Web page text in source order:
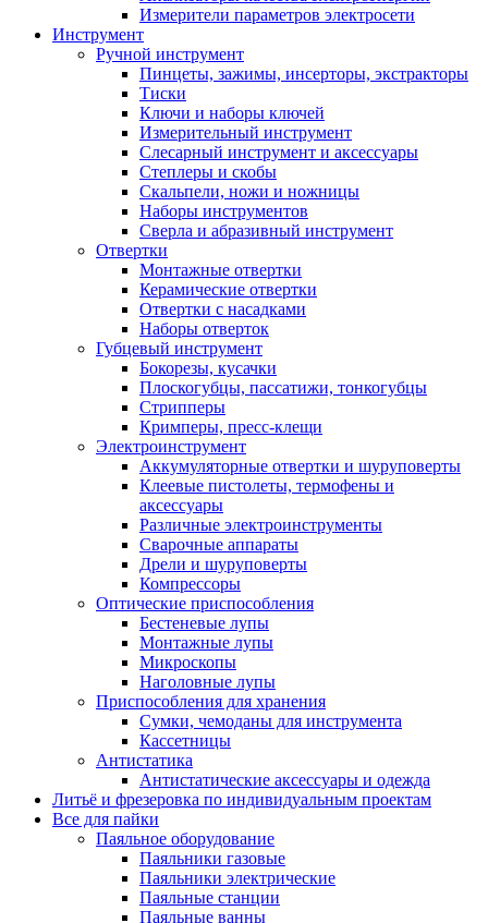
Измерители параметров электросети
Инструмент
Ручной инструмент
Пинцеты, зажимы, инсерторы, экстракторы
Тиски
Ключи и наборы ключей
Измерительный инструмент
Слесарный инструмент и аксессуары
Степлеры и скобы
Скальпели, ножи и ножницы
Наборы инструментов
Сверла и абразивный инструмент
Отвертки
Монтажные отвертки
Керамические отвертки
Отвертки с насадками
Наборы отверток
Губцевый инструмент
Бокорезы, кусачки
Плоскогубцы, пассатижи, тонкогубцы
Стрипперы
Кримперы, пресс-клещи
Электроинструмент
Аккумуляторные отвертки и шуруповерты
Клеевые пистолеты, термофены и
аксессуары
Различные электроинструменты
Сварочные аппараты
Дрели и шуруповерты
Компрессоры
Оптические приспособления
Бестеневые лупы
Монтажные лупы
Микроскопы
Наголовные лупы
Приспособления для хранения
Сумки, чемоданы для инструмента
Кассетницы
Антистатика
Антистатические аксессуары и одежда
Литьё и фрезеровка по индивидуальным проектам
Все для пайки
Паяльное оборудование
Паяльники газовые
Паяльники электрические
Паяльные станции
Паяльные ванны